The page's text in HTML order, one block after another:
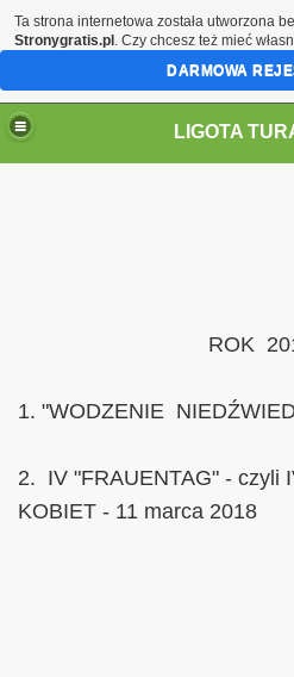
LIGOTA
ROK
1. "WODZENIE
2. IV "FRAUENTAG" - czyli
KOBIET - 11 marca 2018
Ta strona internetowa została utworzona
Stronygratis.pl . Czy chcesz też mieć
DARMOWA